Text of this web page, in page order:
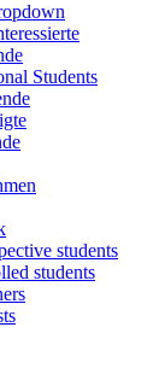
Students
students
students